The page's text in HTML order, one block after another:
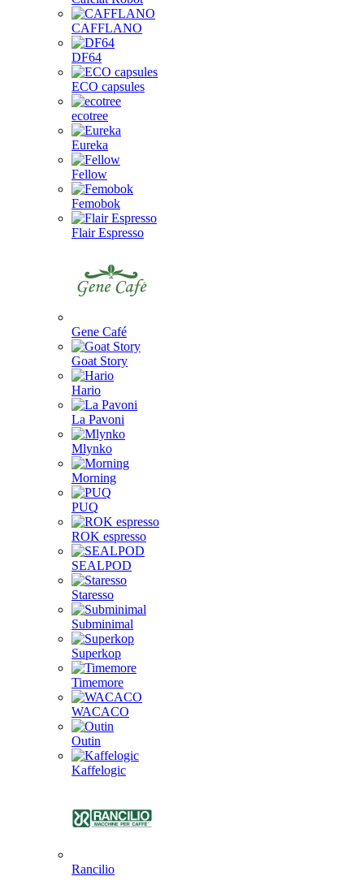
CAFFLANO
DF64
ECO capsules
ecotree
Eureka
Fellow
Femobok
Flair Espresso
Gene Café
Goat Story
Hario
La Pavoni
Mlynko
Morning
PUQ
ROK espresso
SEALPOD
Staresso
Subminimal
Superkop
Timemore
WACACO
Outin
Kaffelogic
Rancilio